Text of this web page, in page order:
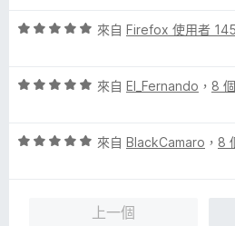
評
分
分
來自 Firefox 使用者
評
分
來自 El_Fernando ， 8
評
來自 BlackCamaro ， 8
上一個